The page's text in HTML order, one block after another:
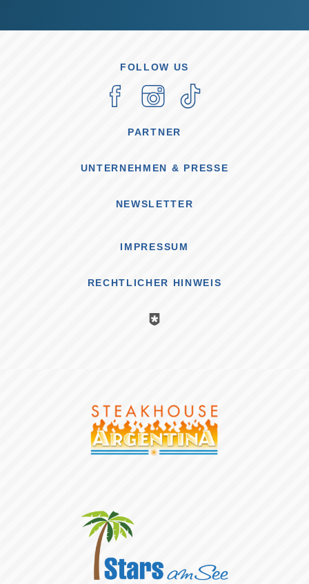
FOLLOW US
PARTNER
UNTERNEHMEN & PRESSE
NEWSLETTER
IMPRESSUM
RECHTLICHER HINWEIS